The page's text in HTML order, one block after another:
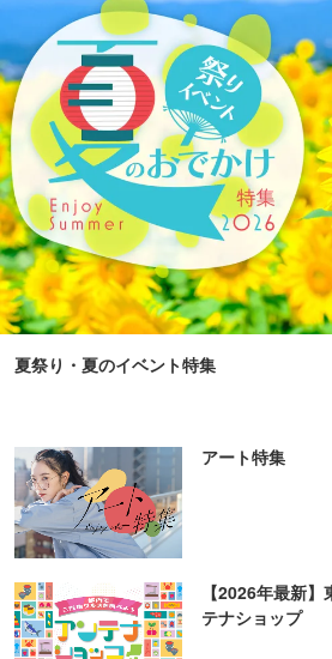
夏祭り・夏のイベント特集
アート特集
【2026年最新
テナショップ